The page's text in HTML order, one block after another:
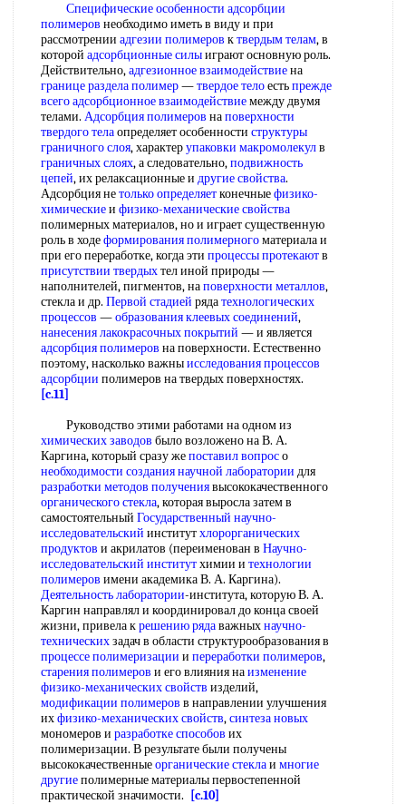
Специфические особенности адсорбции
полимеров необходимо иметь в виду и при
рассмотрении адгезии полимеров ктвердым телам, в
которой адсорбционные силыиграют основную роль.
Действительно,адгезионное взаимодействиена
границе раздела полимер—твердое телоестьпрежде
всегоадсорбционное взаимодействиемежду двумя
телами. Адсорбция полимеров наповерхности
твердого телаопределяет особенности структуры
граничного слоя, характерупаковки макромолекулв
граничных слоях, а следовательно,подвижность
цепей, их релаксационные и другие свойства.
Адсорбция нетолько определяетконечныефизико-
химическиеи физико-механические свойства
полимерных материалов, но и играет существенную
роль в ходеформирования полимерногоматериала и
при его переработке, когда эти процессы протекаютв
присутствии твердыхтел иной природы —
наполнителей, пигментов, наповерхности металлов,
стекла и др. Первой стадией рядатехнологических
процессов —образования клеевых соединений,
нанесения лакокрасочных покрытий — и является
адсорбция полимеров на поверхности. Естественно
поэтому, насколько важныисследования процессов
адсорбции полимеров на твердых поверхностях.
[c.11]
Руководство этими работами на одном из
химических заводов было возложено на В. А.
Каргина, который сразу жепоставил вопросо
необходимости созданиянаучной лаборатории для
разработки методов получениявысококачественного
органического стекла, которая выросла затем в
самостоятельный Государственный научно-
исследовательский институтхлорорганических
продуктов и акрилатов (переименован в Научно-
исследовательский институтхимии и технологии
полимеров имени академика В. А. Каргина).
Деятельность лаборатории-института, которую В. А.
Каргин направлял и координировал до конца своей
жизни, привела крешению рядаважныхнаучно-
техническихзадач в области структурообразования в
процессе полимеризации и переработки полимеров,
старения полимеров и его влияния наизменение
физико-механических свойств изделий,
модификации полимеров в направлении улучшения
ихфизико-механических свойств,синтеза новых
мономеров и разработке способов их
полимеризации. В результате были получены
высококачественныеорганические стеклаи многие
другиеполимерные материалы первостепенной
практической значимости.
[c.10]